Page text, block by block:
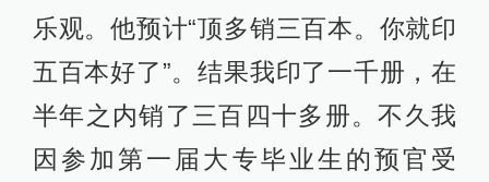
乐观。他预计“顶多销三百本。你就印
五百本好了”。结果我印了一千册，在
半年之内销了三百四十多册。不久我
因参加第一届大专毕业生的预官受